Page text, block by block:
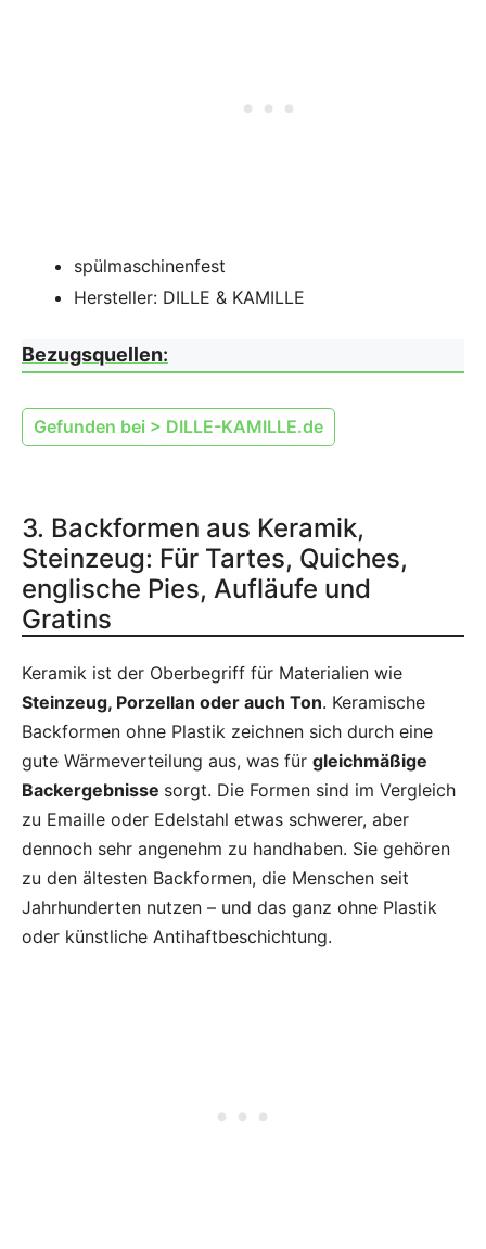
spülmaschinenfest
Hersteller: DILLE & KAMILLE
Bezugsquellen:
Gefunden bei > DILLE-KAMILLE.de
3. Backformen aus Keramik,
Steinzeug: Für Tartes, Quiches,
englische Pies, Aufläufe und
Gratins
Keramik ist der Oberbegriff für Materialien wie
Steinzeug, Porzellan oder auch Ton. Keramische
Backformen ohne Plastik zeichnen sich durch eine
gute Wärmeverteilung aus, was für gleichmäßige
Backergebnisse sorgt. Die Formen sind im Vergleich
zu Emaille oder Edelstahl etwas schwerer, aber
dennoch sehr angenehm zu handhaben. Sie gehören
zu den ältesten Backformen, die Menschen seit
Jahrhunderten nutzen – und das ganz ohne Plastik
oder künstliche Antihaftbeschichtung.